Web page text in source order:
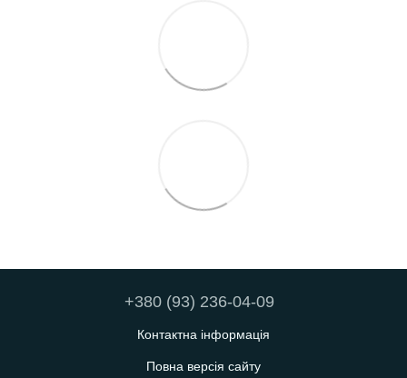
+380 (93) 236-04-09
Контактна інформація
Повна версія сайту